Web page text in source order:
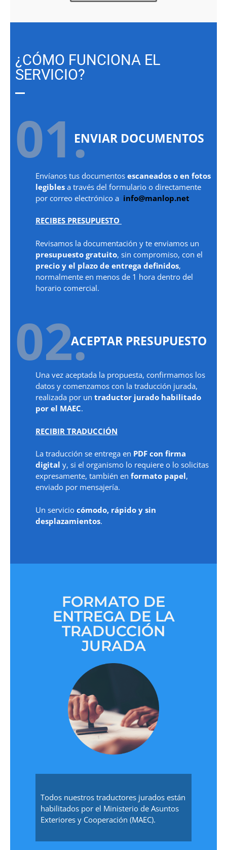
¿CÓMO FUNCIONA EL
SERVICIO?
01.ENVIAR DOCUMENTOS
Envíanos tus documentos escaneados o en fotos
legibles a través del formulario o directamente
por correo electrónico a info@manlop.net
RECIBES PRESUPUESTO
Revisamos la documentación y te enviamos un
presupuesto gratuito, sin compromiso, con el
precio y el plazo de entrega definidos,
normalmente en menos de 1 hora dentro del
horario comercial.
02.ACEPTAR PRESUPUESTO
Una vez aceptada la propuesta, confirmamos los
datos y comenzamos con la traducción jurada,
realizada por un traductor jurado habilitado
por el MAEC.
RECIBIR TRADUCCIÓN
La traducción se entrega en PDF con firma
digital y, si el organismo lo requiere o lo solicitas
expresamente, también en formato papel,
enviado por mensajería.
Un servicio cómodo, rápido y sin
desplazamientos.
FORMATO DE
ENTREGA DE LA
TRADUCCIÓN
JURADA
Todos nuestros traductores jurados están
habilitados por el Ministerio de Asuntos
Exteriores y Cooperación (MAEC).